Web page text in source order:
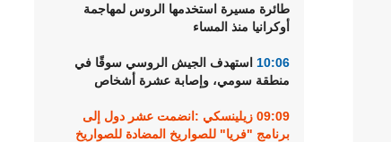
طائرة مسيرة استخدمها الروس لمهاجمة
أوكرانيا منذ المساء
10:06 استهدف الجيش الروسي سوقًا في
منطقة سومي، وإصابة عشرة أشخاص
09:09 زيلينسكي :انضمت عشر دول إلى
برنامج "فريا" للصواريخ المضادة للصواريخ